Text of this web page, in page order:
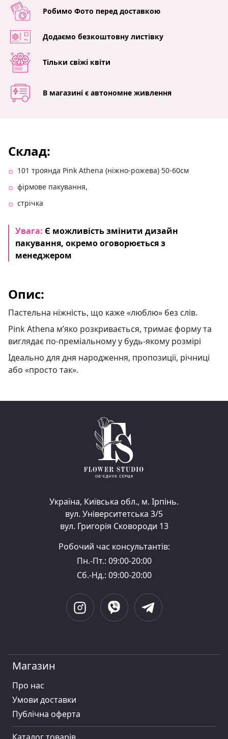
Робимо Фото перед доставкою
Додаємо безкоштовну листівку
Тільки свіжі квіти
В магазині є автономне живлення
Склад:
101 троянда Pink Athena (ніжно‑рожева) 50-60см
фірмове пакування,
стрічка
Увага: Є можливість змінити дизайн
пакування, окремо оговорюється з
менеджером
Опис:
Пастельна ніжність, що каже «люблю» без слів.
Pink Athena м’яко розкривається, тримає форму та
виглядає по‑преміальному у будь‑якому розмірі
Ідеально для дня народження, пропозиції, річниці
або «просто так».
Україна, Київська обл., м. Ірпінь.
вул. Університетська 3/5
вул. Григорія Сковороди 13
Робочий час консультантів:
Пн.-Пт.: 09:00-20:00
Сб.-Нд.: 09:00-20:00
Магазин
Про нас
Умови доставки
Публiчна оферта